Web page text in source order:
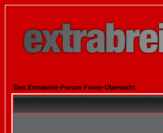
Das Extrabreit-Forum Foren-Übersicht